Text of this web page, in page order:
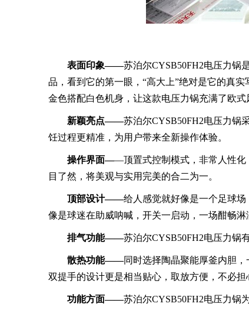
表面印象——苏泊尔CYSB50FH2电压力锅
品，看到它的第一眼，“高大上”绝对是它的真
金色搭配白色机身，让这款电压力锅充满了欧式
新颖亮点——苏泊尔CYSB50FH2电压力锅
饪过程更精准，为用户带来全新操作体验。
操作界面——顶置式控制模式，非常人性化
目了然，将美观与实用完美的合二为一。
顶部设计——给人感觉就好像是一个足球
像是球迷在助威呐喊，开关一启动，一场酣畅淋
排气功能——苏泊尔CYSB50FH2电压力锅
散热功能——同时选择陶晶聚能厚釜内胆
双提手的设计更是相当贴心，取放方便，不必担
功能方面——苏泊尔CYSB50FH2电压力锅